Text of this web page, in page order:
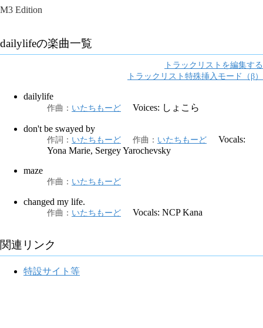
M3 Edition
dailylifeの楽曲一覧
トラックリストを編集する
トラックリスト特殊挿入モード（β）
dailylife
作曲 ： いたちもーど Voices: しょこら
don't be swayed by
作詞 ： いたちもーど 作曲 ： いたちもーど
Vocals:
Yona Marie, Sergey Yarochevsky
maze
作曲 ： いたちもーど
changed my life.
作曲 ： いたちもーど Vocals: NCP Kana
関連リンク
特設サイト等